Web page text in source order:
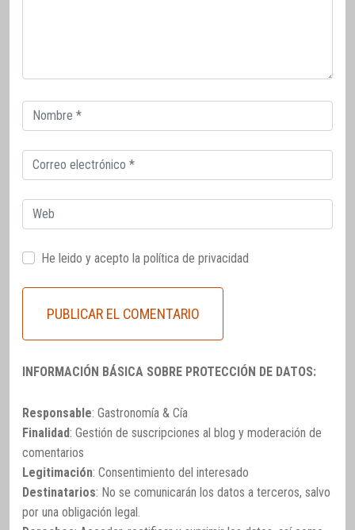
Correo
electrónico
Correo
electrónico
Web
He leido y acepto la política de privacidad
INFORMACIÓN BÁSICA SOBRE PROTECCIÓN DE DATOS:
Responsable: Gastronomía & Cía
Finalidad: Gestión de suscripciones al blog y moderación de
comentarios
Legitimación: Consentimiento del interesado
Destinatarios: No se comunicarán los datos a terceros, salvo
por una obligación legal.